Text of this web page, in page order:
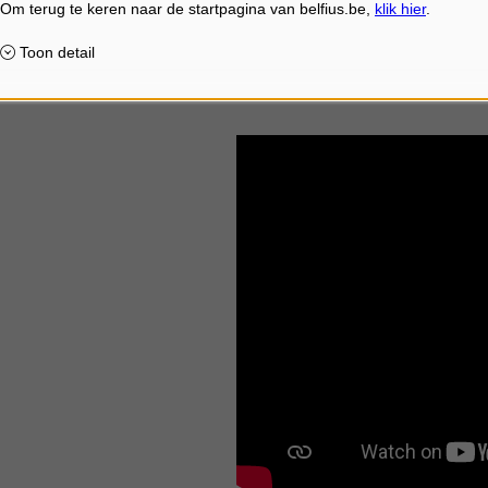
Het is belangrijk om hen dan een fijne beleving te
erfgoed in stand houden"